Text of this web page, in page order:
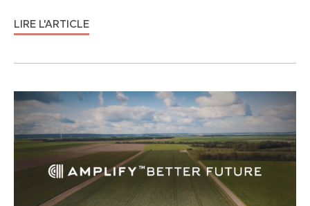
LIRE L'ARTICLE